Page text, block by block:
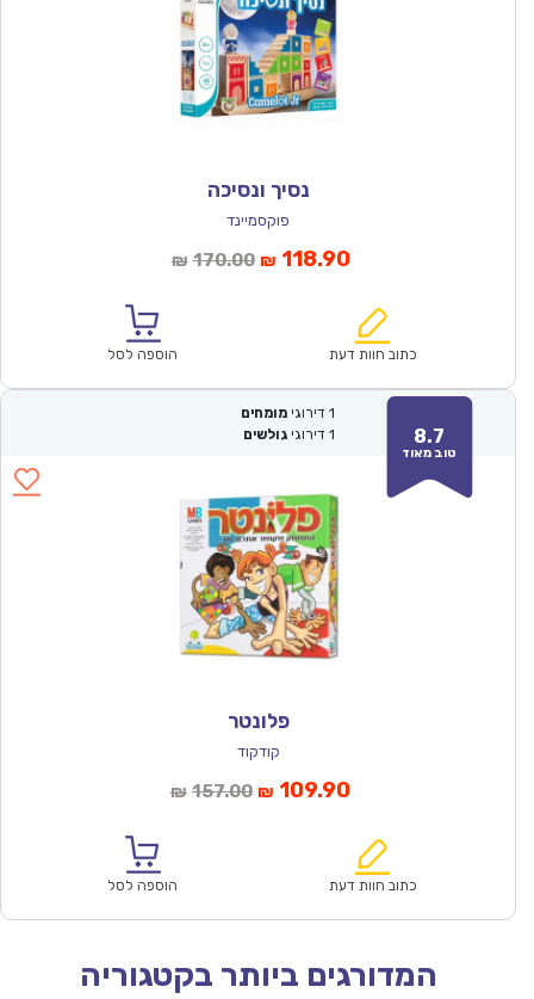
נסיך ונסיכה
פוקסמיינד
₪ 170.00המחיר
₪170.00.
₪ 118.90המחיר
הוא:
כתוב חוות דעת הוספה לסל
8.7
טוב מאוד
1 דירוגי מומחים
1 דירוגי גולשים
פלונטר
קודקוד
₪ 157.00המחיר
₪157.00.
₪ 109.90המחיר
הוא:
כתוב חוות דעת הוספה לסל
המדורגים ביותר בקטגוריה